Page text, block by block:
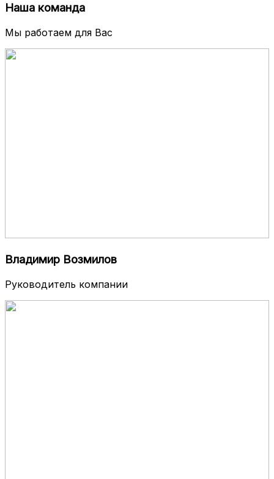
Наша команда
Мы работаем для Вас
Владимир Возмилов
Руководитель компании